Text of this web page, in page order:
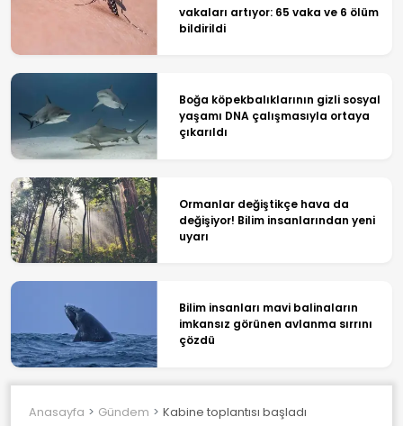
vakaları artıyor: 65 vaka ve 6 ölüm
bildirildi
Boğa köpekbalıklarının gizli sosyal
yaşamı DNA çalışmasıyla ortaya
çıkarıldı
Ormanlar değiştikçe hava da
değişiyor! Bilim insanlarından yeni
uyarı
Bilim insanları mavi balinaların
imkansız görünen avlanma sırrını
çözdü
Anasayfa Gündem Kabine toplantısı başladı